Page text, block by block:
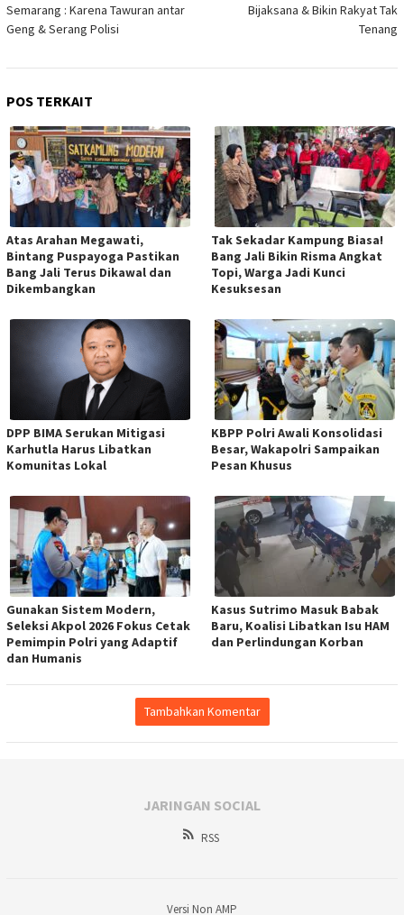
Semarang : Karena Tawuran antar
Geng & Serang Polisi
Bijaksana & Bikin Rakyat Tak
Tenang
POS TERKAIT
Atas Arahan Megawati,
Bintang Puspayoga Pastikan
Bang Jali Terus Dikawal dan
Dikembangkan
Tak Sekadar Kampung Biasa!
Bang Jali Bikin Risma Angkat
Topi, Warga Jadi Kunci
Kesuksesan
DPP BIMA Serukan Mitigasi
Karhutla Harus Libatkan
Komunitas Lokal
KBPP Polri Awali Konsolidasi
Besar, Wakapolri Sampaikan
Pesan Khusus
Gunakan Sistem Modern,
Seleksi Akpol 2026 Fokus Cetak
Pemimpin Polri yang Adaptif
dan Humanis
Kasus Sutrimo Masuk Babak
Baru, Koalisi Libatkan Isu HAM
dan Perlindungan Korban
Tambahkan Komentar
JARINGAN SOCIAL
RSS
Versi Non AMP